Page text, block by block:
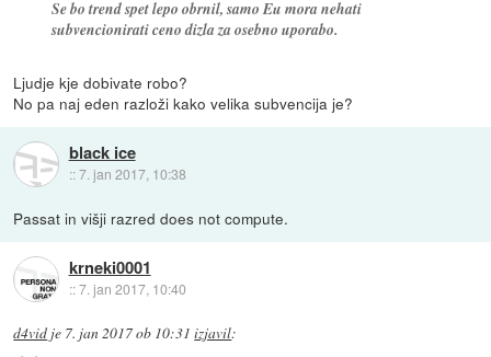
Se bo trend spet lepo obrnil, samo Eu mora nehati
subvencionirati ceno dizla za osebno uporabo.
Ljudje kje dobivate robo?
No pa naj eden razloži kako velika subvencija je?
black ice
::7. jan 2017, 10:38
Passat in višji razred does not compute.
krneki0001
::7. jan 2017, 10:40
d4vid je 7. jan 2017 ob 10:31 izjavil: